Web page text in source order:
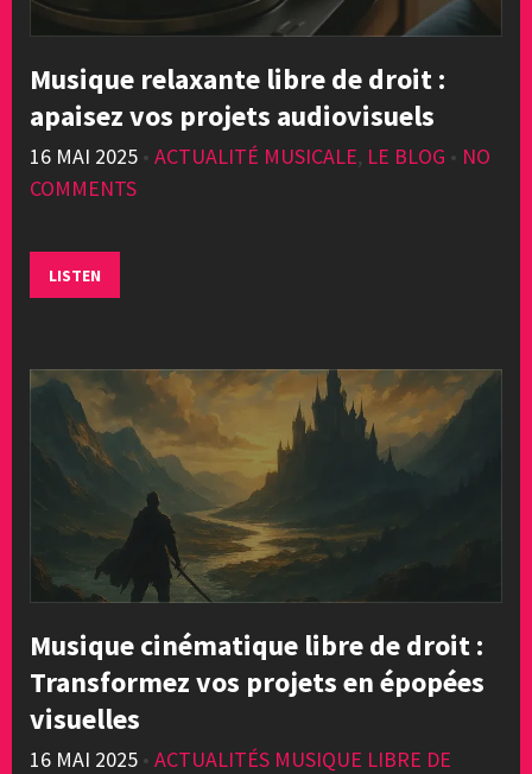
Musique relaxante libre de droit :
apaisez vos projets audiovisuels
16 MAI 2025 • ACTUALITÉ MUSICALE, LE BLOG • NO
COMMENTS
LISTEN
Musique cinématique libre de droit :
Transformez vos projets en épopées
visuelles
16 MAI 2025 • ACTUALITÉS MUSIQUE LIBRE DE